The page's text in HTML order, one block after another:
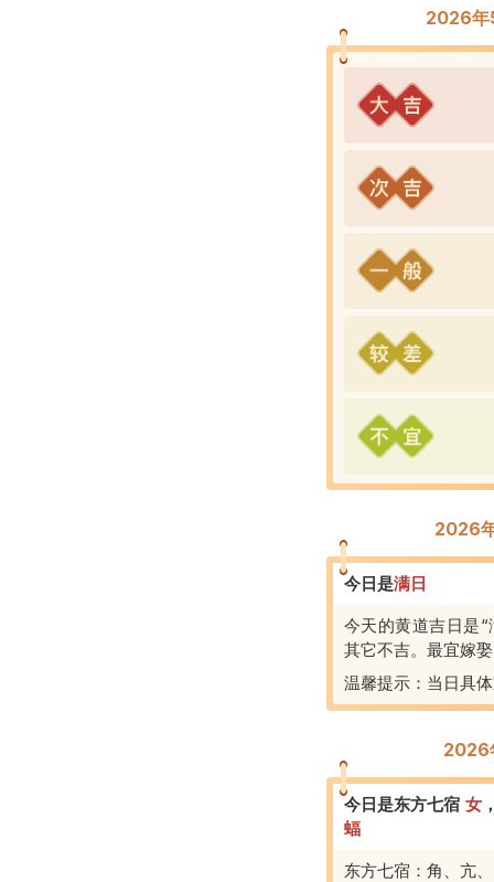
2026年
2026
今日是满 日
今天的黄道吉日是
其它不吉。最宜嫁
温馨提示：当日具
2026
今日是东方七宿 女
蝠
东方七宿：角、亢